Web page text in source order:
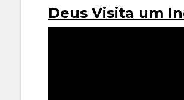
Deus Visita um